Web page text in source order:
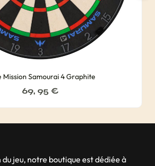
Mission Samourai 4 Graphite
69, 95 €
du jeu, notre boutique est dédiée à